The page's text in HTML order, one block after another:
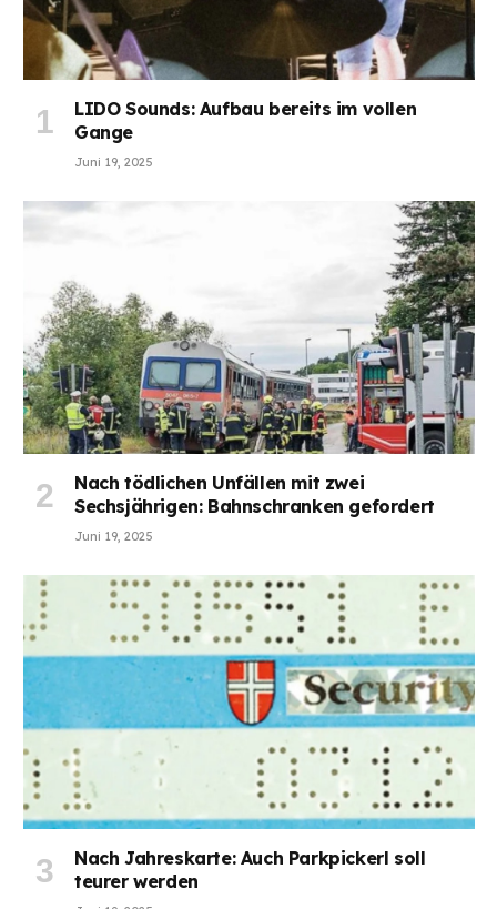
LIDO Sounds: Aufbau bereits im vollen
Gange
Juni 19, 2025
Nach tödlichen Unfällen mit zwei
Sechsjährigen: Bahnschranken gefordert
Juni 19, 2025
Nach Jahreskarte: Auch Parkpickerl soll
teurer werden